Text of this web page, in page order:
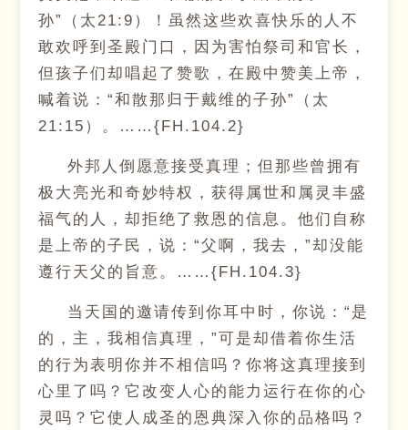
孙”（太21:9）！虽然这些欢喜快乐的人不
敢欢呼到圣殿门口，因为害怕祭司和官长，
但孩子们却唱起了赞歌，在殿中赞美上帝，
喊着说：“和散那归于戴维的子孙”（太
21:15）。……{FH.104.2}
外邦人倒愿意接受真理；但那些曾拥有
极大亮光和奇妙特权，获得属世和属灵丰盛
福气的人，却拒绝了救恩的信息。他们自称
是上帝的子民，说：“父啊，我去，”却没能
遵行天父的旨意。……{FH.104.3}
当天国的邀请传到你耳中时，你说：“是
的，主，我相信真理，”可是却借着你生活
的行为表明你并不相信吗？你将这真理接到
心里了吗？它改变人心的能力运行在你的心
灵吗？它使人成圣的恩典深入你的品格吗？